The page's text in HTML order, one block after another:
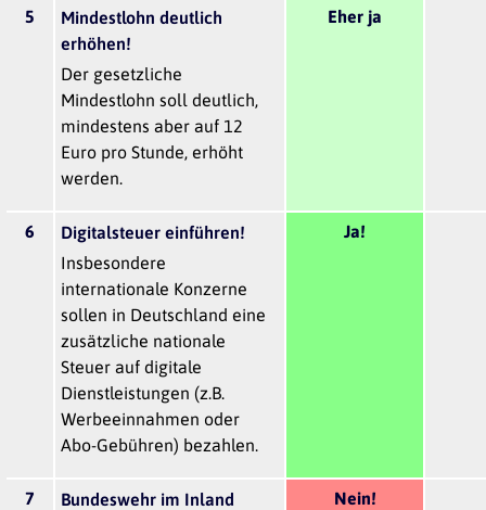
5
Mindestlohn deutlich
erhöhen!
Der gesetzliche
Mindestlohn soll deutlich,
mindestens aber auf 12
Euro pro Stunde, erhöht
werden.
Eher ja
6
Digitalsteuer einführen!
Insbesondere
internationale Konzerne
sollen in Deutschland eine
zusätzliche nationale
Steuer auf digitale
Dienstleistungen (z.B.
Werbeeinnahmen oder
Abo-Gebühren) bezahlen.
Ja!
7
Bundeswehr im Inland
Nein!